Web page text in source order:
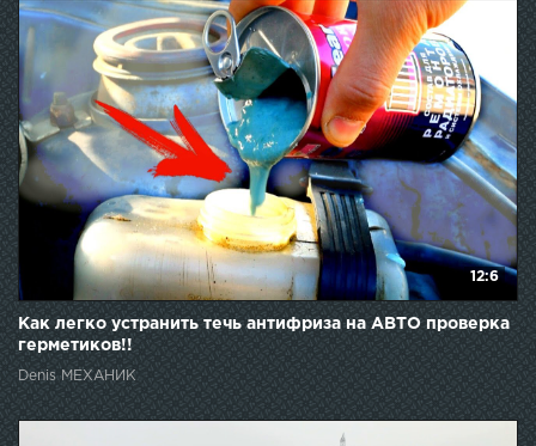
12:6
Как легко устранить течь антифриза на АВТО проверка
герметиков!!
Denis МЕХАНИК